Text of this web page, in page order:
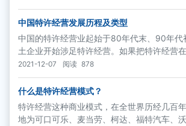
更多的特许权持有人加入进来。
中国特许经营发展历程及类型
中国的特许经营业起始于80年代末、90年代
土企业开始涉足特许经营。如果把特许经营
划分为个体自发成长期、产业化规模整体建设
整体战略期，那么，现在正是步入产业化规
间阶段
2021-12-07 阅读 878
什么是特许经营模式？
特许经营这种商业模式，在全世界历经几百
地为可口可乐、麦当劳、柯达、福特汽车、